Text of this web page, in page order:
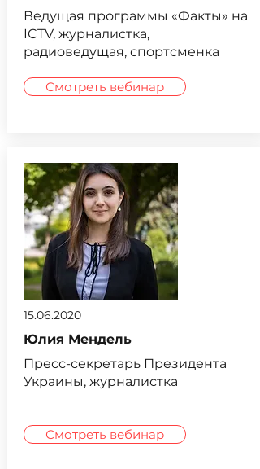
Ведущая программы «Факты» на
ICTV, журналистка,
радиоведущая, спортсменка
Смотреть вебинар
15.06.2020
Юлия Мендель
Пресс-секретарь Президента
Украины, журналистка
Смотреть вебинар